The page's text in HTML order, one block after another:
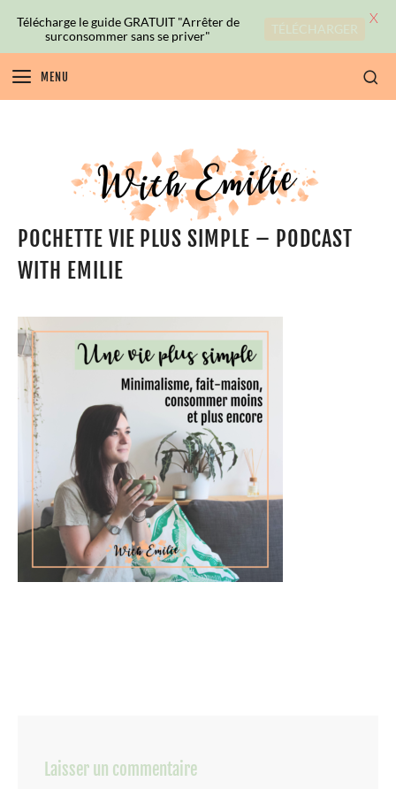
MENU
POCHETTE VIE PLUS SIMPLE – PODCAST
WITH EMILIE
Laisser un commentaire
Télécharge le guide GRATUIT "Arrêter de
surconsommer sans se priver"
TÉLÉCHARGER
X